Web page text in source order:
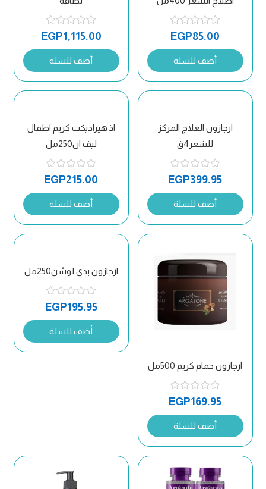
EGP1,115.00
أضف للسلة
EGP85.00
أضف للسلة
اذ هيراديكت كريم اطفال
ليف ان250مل
EGP215.00
أضف للسلة
ارجازون العلاج المركز
للشعر4ق
EGP399.95
أضف للسلة
ارجازون بدى لوشن250مل
EGP195.95
أضف للسلة
ارجازون حمام كريم 500مل
EGP169.95
أضف للسلة